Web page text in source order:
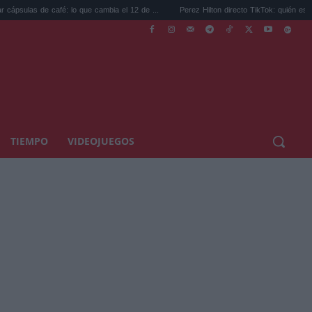
lo que cambia el 12 de ... Perez Hilton directo TikTok: quién es el bloguero ...
TIEMPO VIDEOJUEGOS